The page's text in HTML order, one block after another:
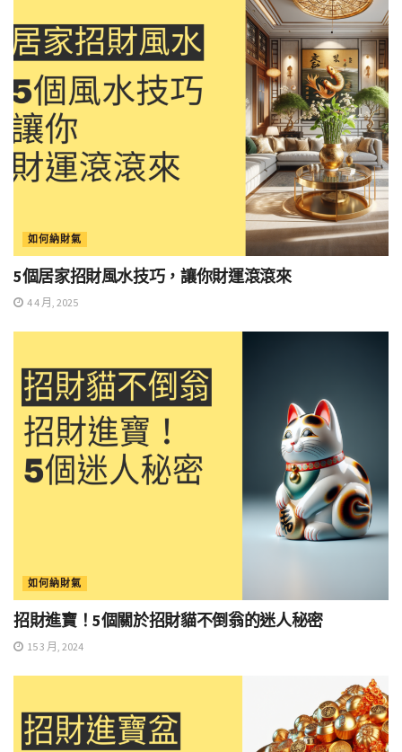
如何納財氣
5個居家招財風水技巧，讓你財運滾滾來
4 4 月, 2025
如何納財氣
招財進寶！5個關於招財貓不倒翁的迷人秘密
15 3 月, 2024